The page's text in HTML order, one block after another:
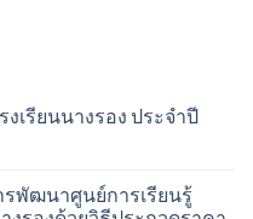
เรียนนางรอง ประจำปี
รพัฒนาศูนย์การเรียนรู้